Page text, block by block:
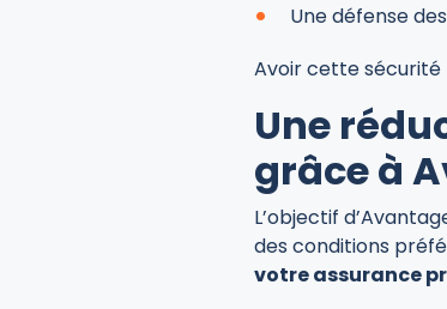
Une défense
Avoir cette sécurité
Une
grâce à
L’objectif
des conditions
votre assurance